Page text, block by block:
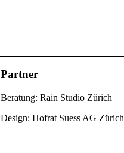
Partner
Beratung: Rain Studio Zürich
Design: Hofrat Suess AG Zürich